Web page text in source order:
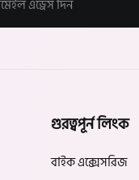
গুরত্বপূর্ন লিংক
বাইক এক্সেসরিজ